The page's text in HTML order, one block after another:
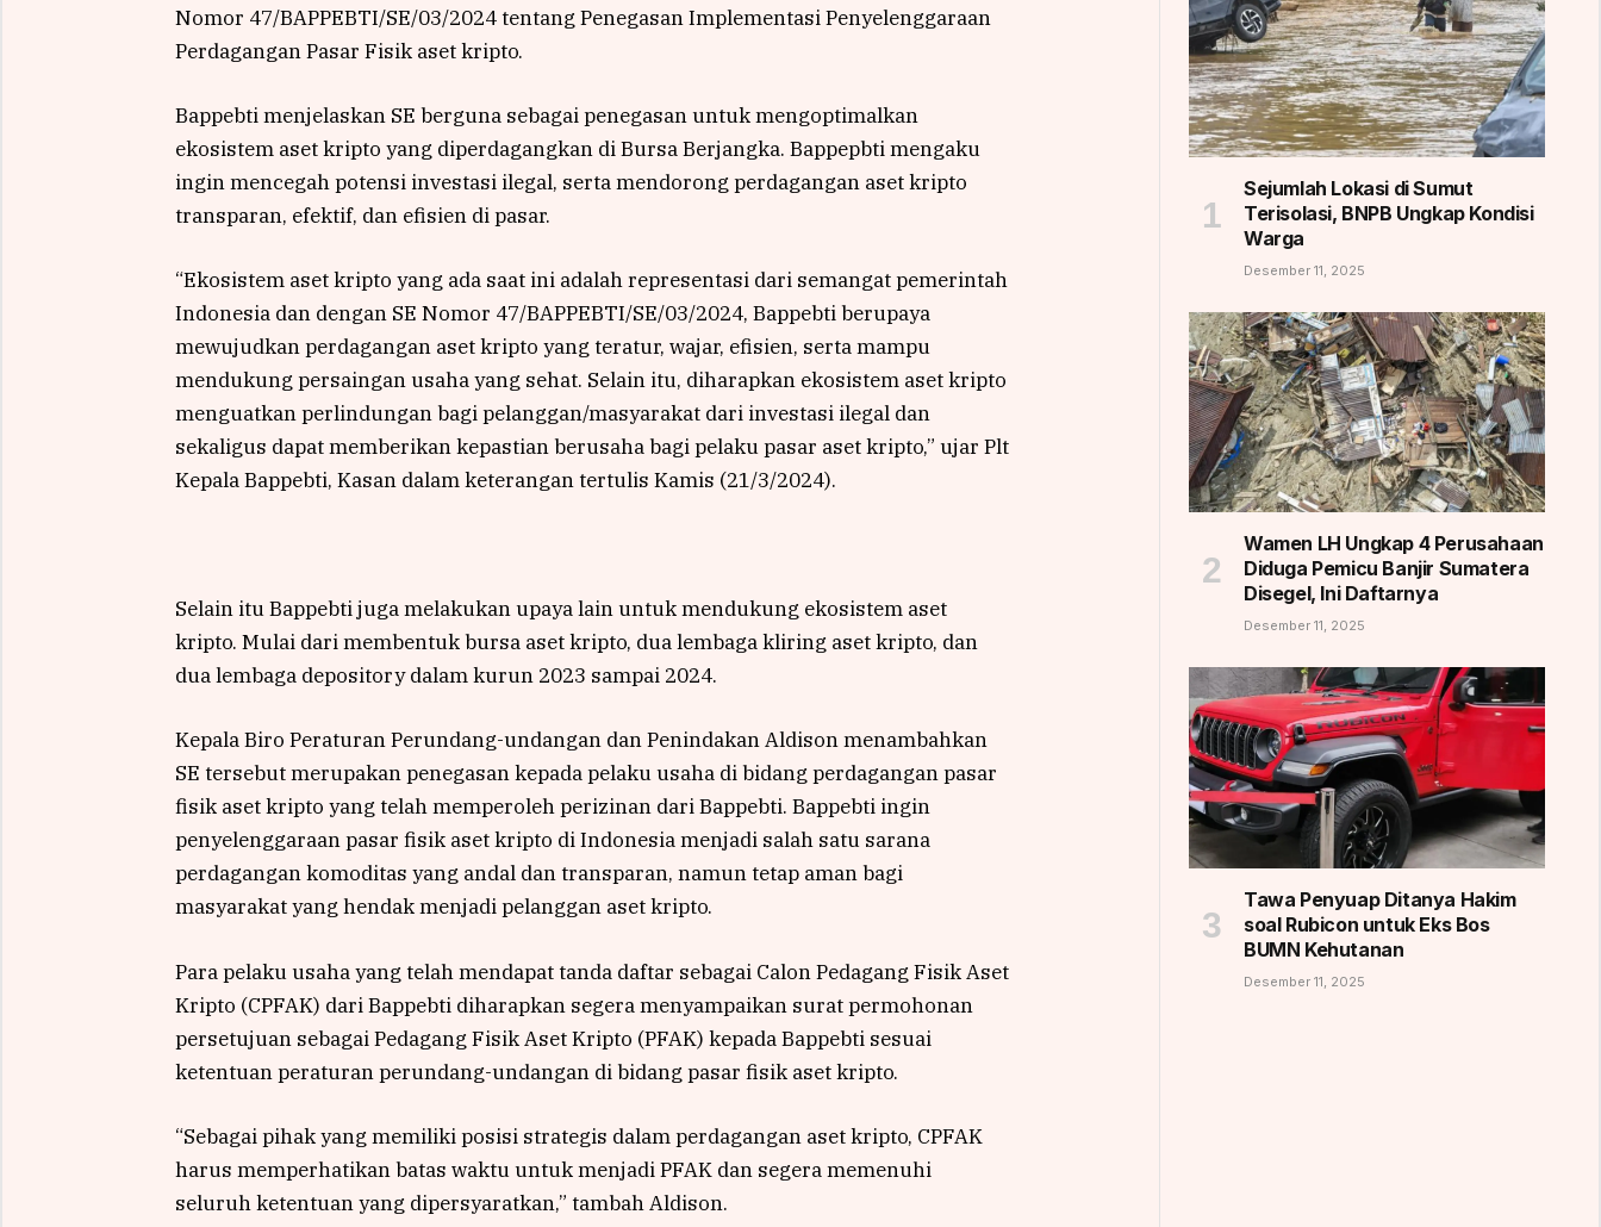
Nomor 47/BAPPEBTI/SE/03/2024 tentang Penegasan Implementasi Penyelenggaraan
Perdagangan Pasar Fisik aset kripto.
Bappebti menjelaskan SE berguna sebagai penegasan untuk mengoptimalkan
ekosistem aset kripto yang diperdagangkan di Bursa Berjangka. Bappepbti mengaku
ingin mencegah potensi investasi ilegal, serta mendorong perdagangan aset kripto
transparan, efektif, dan efisien di pasar.
“Ekosistem aset kripto yang ada saat ini adalah representasi dari semangat pemerintah
Indonesia dan dengan SE Nomor 47/BAPPEBTI/SE/03/2024, Bappebti berupaya
mewujudkan perdagangan aset kripto yang teratur, wajar, efisien, serta mampu
mendukung persaingan usaha yang sehat. Selain itu, diharapkan ekosistem aset kripto
menguatkan perlindungan bagi pelanggan/masyarakat dari investasi ilegal dan
sekaligus dapat memberikan kepastian berusaha bagi pelaku pasar aset kripto,” ujar Plt
Kepala Bappebti, Kasan dalam keterangan tertulis Kamis (21/3/2024).
Selain itu Bappebti juga melakukan upaya lain untuk mendukung ekosistem aset
kripto. Mulai dari membentuk bursa aset kripto, dua lembaga kliring aset kripto, dan
dua lembaga depository dalam kurun 2023 sampai 2024.
Kepala Biro Peraturan Perundang-undangan dan Penindakan Aldison menambahkan
SE tersebut merupakan penegasan kepada pelaku usaha di bidang perdagangan pasar
fisik aset kripto yang telah memperoleh perizinan dari Bappebti. Bappebti ingin
penyelenggaraan pasar fisik aset kripto di Indonesia menjadi salah satu sarana
perdagangan komoditas yang andal dan transparan, namun tetap aman bagi
masyarakat yang hendak menjadi pelanggan aset kripto.
Para pelaku usaha yang telah mendapat tanda daftar sebagai Calon Pedagang Fisik Aset
Kripto (CPFAK) dari Bappebti diharapkan segera menyampaikan surat permohonan
persetujuan sebagai Pedagang Fisik Aset Kripto (PFAK) kepada Bappebti sesuai
ketentuan peraturan perundang-undangan di bidang pasar fisik aset kripto.
“Sebagai pihak yang memiliki posisi strategis dalam perdagangan aset kripto, CPFAK
harus memperhatikan batas waktu untuk menjadi PFAK dan segera memenuhi
seluruh ketentuan yang dipersyaratkan,” tambah Aldison.
Sejumlah Lokasi di Sumut
Terisolasi, BNPB Ungkap Kondisi
Warga
Desember 11, 2025
Wamen LH Ungkap 4 Perusahaan
Diduga Pemicu Banjir Sumatera
Disegel, Ini Daftarnya
Desember 11, 2025
Tawa Penyuap Ditanya Hakim
soal Rubicon untuk Eks Bos
BUMN Kehutanan
Desember 11, 2025